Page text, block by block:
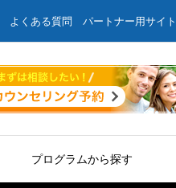
よくある質問 パートナー用サイト
プログラムから探す